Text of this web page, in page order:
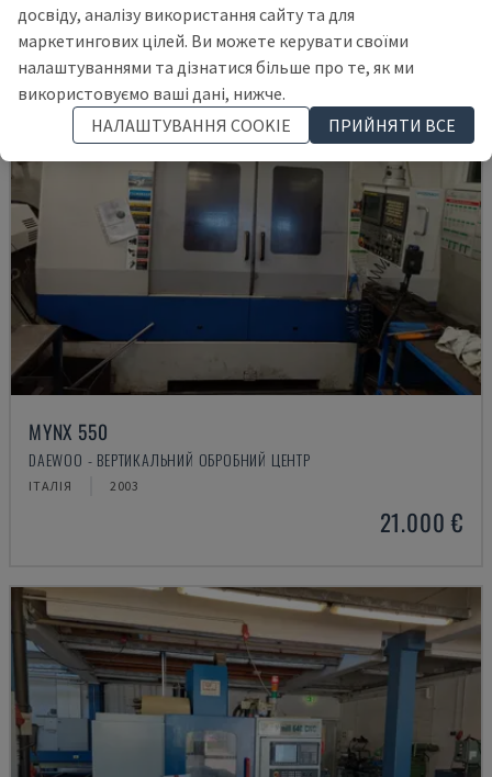
MYNX 550
DAEWOO - ВЕРТИКАЛЬНИЙ ОБРОБНИЙ ЦЕНТР
ІТАЛІЯ 2003
21.000 €
досвіду, аналізу використання сайту та для
маркетингових цілей. Ви можете керувати своїми
налаштуваннями та дізнатися більше про те, як ми
використовуємо ваші дані, нижче.
НАЛАШТУВАННЯ COOKIE
ПРИЙНЯТИ ВСЕ